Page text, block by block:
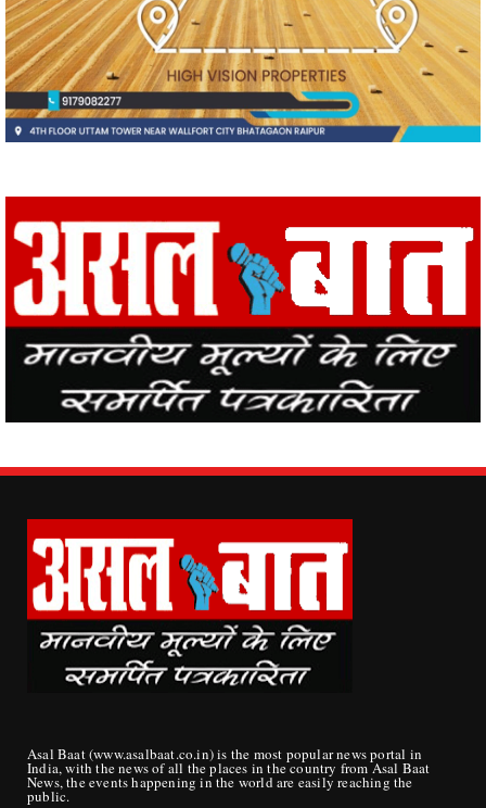
Asal Baat (www.asalbaat.co.in) is the most popular news portal in